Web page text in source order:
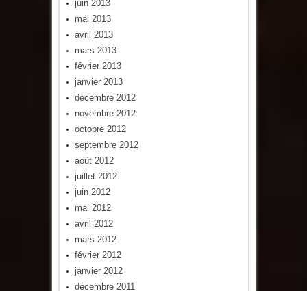
juin 2013
mai 2013
avril 2013
mars 2013
février 2013
janvier 2013
décembre 2012
novembre 2012
octobre 2012
septembre 2012
août 2012
juillet 2012
juin 2012
mai 2012
avril 2012
mars 2012
février 2012
janvier 2012
décembre 2011